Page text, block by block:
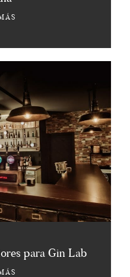
para Gin Lab